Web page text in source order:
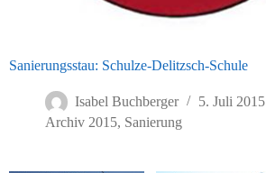
Sanierungsstau: Schulze-Delitzsch-Schule
Isabel Buchberger
5. Juli 2015
Archiv 2015, Sanierung